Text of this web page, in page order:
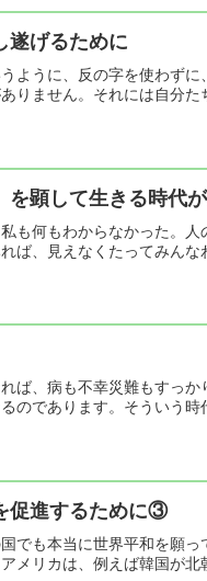
遂げるために
うように、反の字を使わず
りません。それには自分
を顕して生きる時代
も何もわからなかった。
ば、見えなくたってみん
れば、病も不幸災難もすっ
のであります。そういう
促進するために③
国でも本当に世界平和を願
メリカは、例えば韓国が